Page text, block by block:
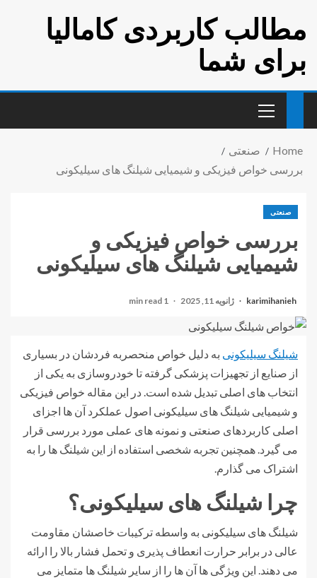
مطالب کاربردی کامالیا
برای شما
Home
صنعتی
بررسی خواص فیزیکی و شیمیایی شیلنگ های سیلیکونی
صنعتی
بررسی خواص فیزیکی و
شیمیایی شیلنگ های سیلیکونی
karimihanieh ژانویه 11, 2025 1 min read
شیلنگ سیلیکونی به دلیل خواص منحصربه فردشان در بسیاری
از صنایع از تجهیزات پزشکی گرفته تا خودروسازی به یکی از
انتخاب های اصلی تبدیل شده است. در این مقاله خواص فیزیکی
و شیمیایی شیلنگ های سیلیکونی اصول عملکرد آن ها اجزای
اصلی کاربردهای صنعتی و نمونه های عملی مورد بررسی قرار
می گیرد. همچنین تجربه شخصی استفاده از این شیلنگ ها را به
اشتراک می گذارم.
چرا شیلنگ های سیلیکونی؟
شیلنگ های سیلیکونی به واسطه ترکیبات خاصشان مقاومت
عالی در برابر حرارت انعطاف پذیری و تحمل فشار بالا را ارائه
می دهند. این ویژگی ها آن ها را از سایر شیلنگ ها متمایز می